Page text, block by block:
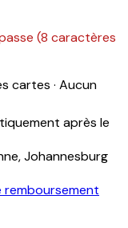
(8 caractères
cartes · Aucun
après le
Johannesburg
remboursement